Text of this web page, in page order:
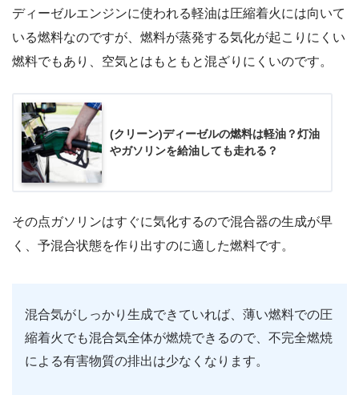
ディーゼルエンジンに使われる軽油は圧縮着火には向いて
いる燃料なのですが、燃料が蒸発する気化が起こりにくい
燃料でもあり、空気とはもともと混ざりにくいのです。
(クリーン)ディーゼルの燃料は軽油？灯油
やガソリンを給油しても走れる？
その点ガソリンはすぐに気化するので混合器の生成が早
く、予混合状態を作り出すのに適した燃料です。
混合気がしっかり生成できていれば、薄い燃料での圧
縮着火でも混合気全体が燃焼できるので、不完全燃焼
による有害物質の排出は少なくなります。